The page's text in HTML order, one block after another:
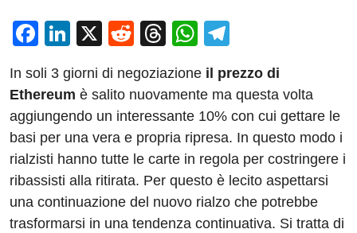
F
c
e
b
o
o
k
Li
k
e
dI
n
X
R
d
di
t
T
e
a
d
s
W
at
s
A
p
p
e
gr
a
m
In soli 3 giorni di negoziazione il prezzo di
Ethereum è salito nuovamente ma questa volta
aggiungendo un interessante 10% con cui gettare le
basi per una vera e propria ripresa. In questo modo i
rialzisti hanno tutte le carte in regola per costringere i
ribassisti alla ritirata. Per questo è lecito aspettarsi
una continuazione del nuovo rialzo che potrebbe
trasformarsi in una tendenza continuativa. Si tratta di